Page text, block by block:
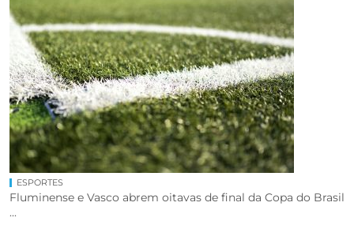
ESPORTES
Fluminense e Vasco abrem oitavas de final da Copa do Brasil
...